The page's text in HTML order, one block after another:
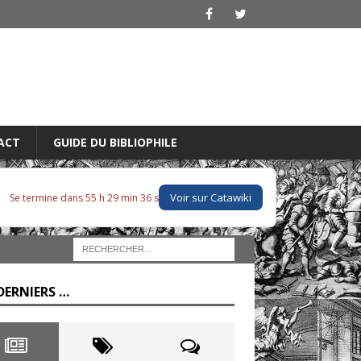
GUIDE DU BIBLIOPHILE
Se termine dans 55 h 29 min 35 s Voir sur Catawiki
…